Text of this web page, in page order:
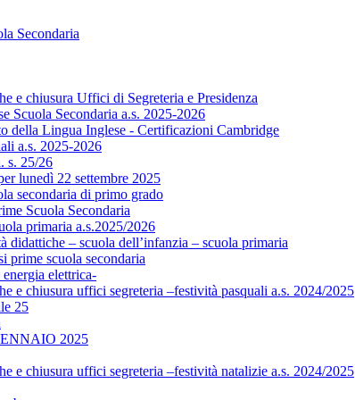
Secondaria
e chiusura Uffici di Segreteria e Presidenza
Scuola Secondaria a.s. 2025-2026
della Lingua Inglese - Certificazioni Cambridge
a.s. 2025-2026
s. 25/26
lunedì 22 settembre 2025
secondaria di primo grado
Scuola Secondaria
primaria a.s.2025/2026
didattiche – scuola dell’infanzia – scuola primaria
prime scuola secondaria
elettrica-
e chiusura uffici segreteria –festività pasquali a.s. 2024/2025
25
2025
e chiusura uffici segreteria –festività natalizie a.s. 2024/2025